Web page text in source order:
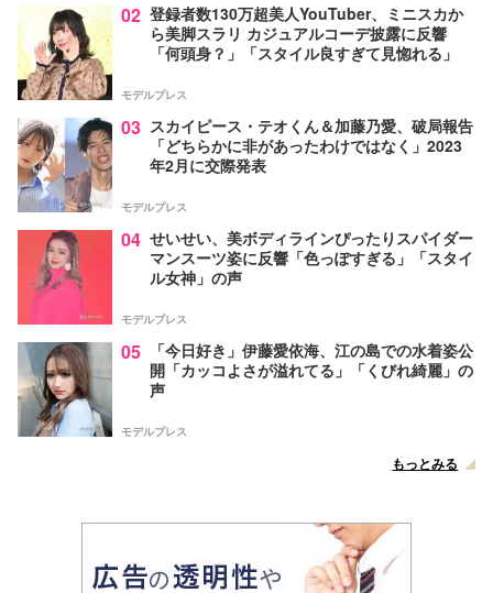
02 登録者数130万超美人YouTuber、ミニスカか
ら美脚スラリ カジュアルコーデ披露に反響
「何頭身？」「スタイル良すぎて見惚れる」
モデルプレス
03 スカイピース・テオくん＆加藤乃愛、破局報告
「どちらかに非があったわけではなく」2023
年2月に交際発表
モデルプレス
04 せいせい、美ボディラインぴったりスパイダー
マンスーツ姿に反響「色っぽすぎる」「スタイ
ル女神」の声
モデルプレス
05
「今日好き」伊藤愛依海、江の島での水着姿公
開「カッコよさが溢れてる」「くびれ綺麗」の
声
モデルプレス
もっとみる